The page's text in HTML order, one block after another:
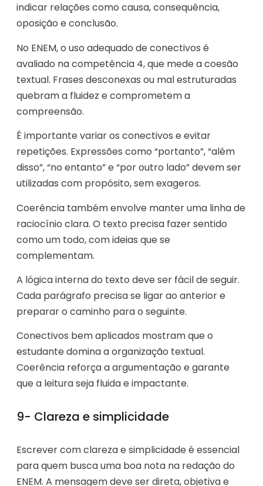
indicar relações como causa, consequência,
oposição e conclusão.
No ENEM, o uso adequado de conectivos é
avaliado na competência 4, que mede a coesão
textual. Frases desconexas ou mal estruturadas
quebram a fluidez e comprometem a
compreensão.
É importante variar os conectivos e evitar
repetições. Expressões como “portanto”, “além
disso”, “no entanto” e “por outro lado” devem ser
utilizadas com propósito, sem exageros.
Coerência também envolve manter uma linha de
raciocínio clara. O texto precisa fazer sentido
como um todo, com ideias que se
complementam.
A lógica interna do texto deve ser fácil de seguir.
Cada parágrafo precisa se ligar ao anterior e
preparar o caminho para o seguinte.
Conectivos bem aplicados mostram que o
estudante domina a organização textual.
Coerência reforça a argumentação e garante
que a leitura seja fluida e impactante.
9- Clareza e simplicidade
Escrever com clareza e simplicidade é essencial
para quem busca uma boa nota na redação do
ENEM. A mensagem deve ser direta, objetiva e